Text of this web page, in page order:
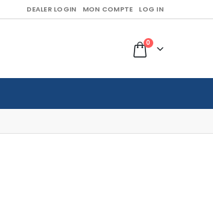
DEALER LOGIN MON COMPTE LOG IN
0